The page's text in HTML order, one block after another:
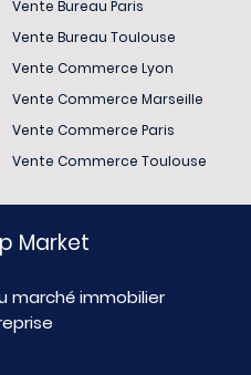
Vente Bureau Paris
Vente Bureau Toulouse
Vente Commerce Lyon
Vente Commerce Marseille
Vente Commerce Paris
Vente Commerce Toulouse
Market
marché immobilier